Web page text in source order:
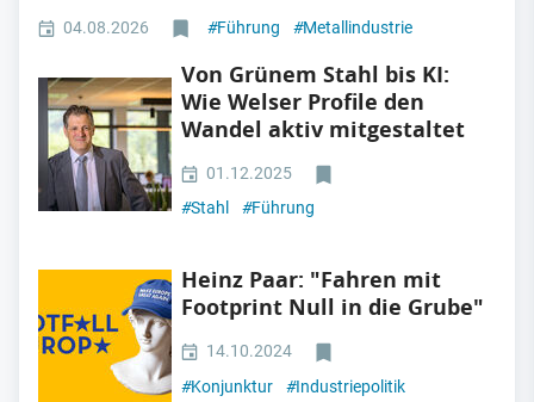
04.08.2026 #Führung #Metallindustrie
Von Grünem Stahl bis KI:
Wie Welser Profile den
Wandel aktiv mitgestaltet
01.12.2025
#Stahl #Führung
Heinz Paar: "Fahren mit
Footprint Null in die Grube"
14.10.2024
#Konjunktur #Industriepolitik